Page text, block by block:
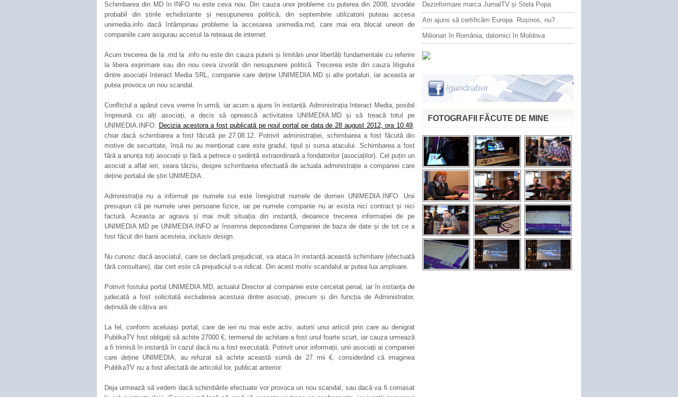
Schimbarea din MD în INFO nu este ceva nou. Din cauza unor probleme cu puterea din 2008, izvorâte
probabil din știrile echidistante și nesupunerea politică, din septembrie utilizatorii puteau accesa
unimedia.info dacă întâmpinau probleme la accesarea unimedia.md, care mai era blocat uneori de
companiile care asigurau accesul la rețeaua de internet.
Acum trecerea de la .md la .info nu este din cauza puterii și limitării unor libertăți fundamentale cu referire
la libera exprimare sau din nou ceva izvorât din nesupunere politică. Trecerea este din cauza litigiului
dintre asociații Interact Media SRL, companie care deține UNIMEDIA.MD și alte portaluri, iar aceasta ar
putea provoca un nou scandal.
Conflictul a apărut ceva vreme în urmă, iar acum a ajuns în instanță. Administrația Interact Media, posibil
împreună cu alți asociați, a decis să oprească activitatea UNIMEDIA.MD și să treacă totul pe
UNIMEDIA.INFO. Decizia acestora a fost publicată pe noul portal pe data de 28 august 2012, ora 10:49,
chiar dacă schimbarea a fost făcută pe 27.08.12. Potrivit administrației, schimbarea a fost făcută din
motive de securitate, însă nu au menționat care este gradul, tipul și sursa atacului. Schimbarea a fost
fără a anunța toți asociații și fără a petrece o ședință extraordinară a fondatorilor (asociaților). Cel puțin un
asociat a aflat ieri, seara târziu, despre schimbarea efectuată de actuala administrație a companiei care
deține portalul de știri UNIMEDIA.
Administrația nu a informat pe numele cui este înregistrat numele de domen UNIMEDIA.INFO. Unii
presupun că pe numele unei persoane fizice, iar pe numele companie nu ar exista nici contract și nici
factură. Aceasta ar agrava și mai mult situația din instanță, deoarece trecerea informației de pe
UNIMEDIA.MD pe UNIMEDIA.INFO ar însemna deposedarea Companiei de baza de date și de tot ce a
fost făcut din banii acesteia, inclusiv design.
Nu cunosc dacă asociatul, care se declară prejudiciat, va ataca în instanță această schimbare (efectuată
fără consultare), dar cert este că prejudiciul s-a ridicat. Din acest motiv scandalul ar putea lua amploare.
Potrivit fostului portal UNIMEDIA.MD, actualul Director al companiei este cercetat penal, iar în instanța de
judecată a fost solicitată excluderea acestuia dintre asociați, precum și din funcția de Administrator,
deținută de câțiva ani.
La fel, conform aceluiași portal, care de ieri nu mai este activ, autorii unui articol prin care au denigrat
PublikaTV fost obligați să achite 27000 €, termenul de achitare a fost unul foarte scurt, iar cauza urmează
a fi trimisă în instanță în cazul dacă nu a fost executată. Potrivit unor informații, unii asociați ai companiei
care deține UNIMEDIA, au refuzat să achite această sumă de 27 mii €, considerând că imaginea
PublikaTV nu a fost afectată de articolul lor, publicat anterior.
Deja urmează să vedem dacă schimbările efectuate vor provoca un nou scandal, sau dacă va fi comasat
Dezinformare marca JurnalTV și Stela Popa
Am ajuns să certificăm Europa. Rușinos, nu?
Milionari în România, datornici în Moldova
FOTOGRAFII FĂCUTE DE MINE